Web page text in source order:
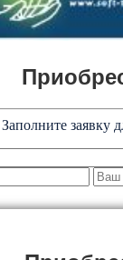
Заполните заявку